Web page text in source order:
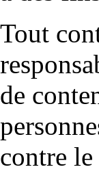
Tout
de
contre